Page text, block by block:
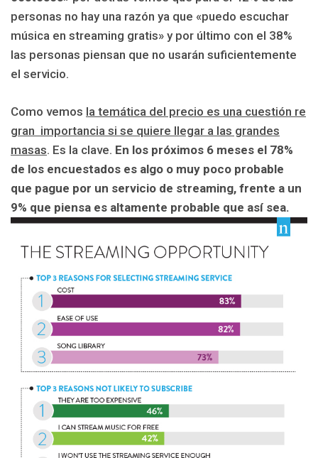
personas no hay una razón ya que «puedo escuchar
música en streaming gratis» y por último con el 38%
las personas piensan que no usarán suficientemente
el servicio.
Como vemos la temática del precio es una cuestión re
gran importancia si se quiere llegar a las grandes
masas. Es la clave. En los próximos 6 meses el 78%
de los encuestados es algo o muy poco probable
que pague por un servicio de streaming, frente a un
9% que piensa es altamente probable que así sea.